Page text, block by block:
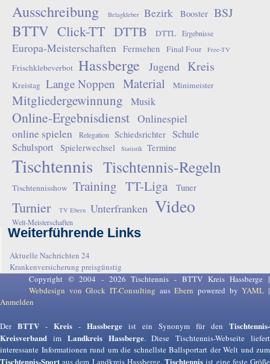
Ausschreibung Belagkleber Bezirk Booster BSJ
BTTV Click-TT DTTB DTTL Ergebnisse
Europa-Meisterschaften Fernsehen Final Four Free-TV
Frischklebeverbot Hassberge Jugend Kreis
Kreistag Lange Noppen Material Minimeister
Mitgliedergewinnung Musik
Online-Ergebnisdienst Onlinespiel
online spielen
Relegation Schiedsrichter Schule
Schulsport
Spielerwechsel Statistik Termine
Tischtennis Tischtennis-Regeln
Tischtennisshow Training TT-Liga Tuner
Turnier TV Ebern Unterfranken Video
Welt-Meisterschaften
Weiterführende Links
Aktuelle Nachrichten 24
Krankenversicherung preisgünstig
Copyright © 2004 - 2026 Tischtennis - BTTV Kreis Hassberge |
Webdesign von Glock IT-Consulting ausEbern powered byYAML |
Anmelden
Der BTTV - Kreis - Hassberge ist ein Synonym für den Tischtennis-
Kreisverband im Landkreis Hassberge. Diese Tischtennis-Webseite liefert
interessante Informationen rund um die schnellste Ballsportart der Welt und zum
Tischtennis-Sport aus dem Landkreis Hassberge.Tischtennis ist eine feste Größe